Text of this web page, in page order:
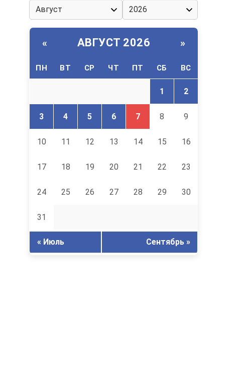
« АВГУСТ 2026 »
ПН ВТ СР ЧТ ПТ СБ ВС
1 2
3 4 5 6 7 8 9
10 11 12 13 14 15 16
17 18 19 20 21 22 23
24 25 26 27 28 29 30
31
« Июль Сентябрь »